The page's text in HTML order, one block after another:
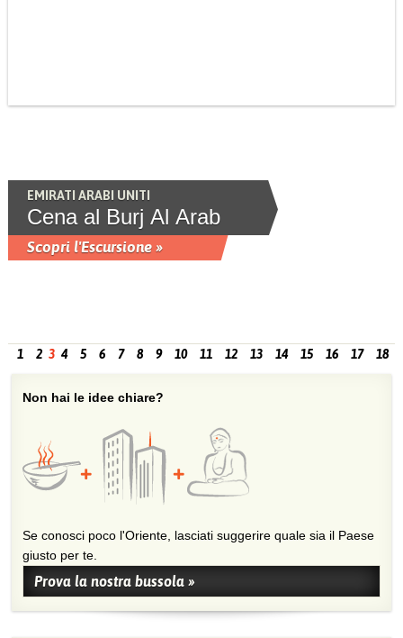
EMIRATI ARABI UNITI
Cena al Burj Al Arab
Scopri l'Escursione »
1 2 3 4 5 6 7 8 9 10 11 12 13 14 15 16 17 18
Non hai le idee chiare?
Se conosci poco l'Oriente, lasciati suggerire quale sia il Paese
giusto per te.
Prova la nostra bussola »